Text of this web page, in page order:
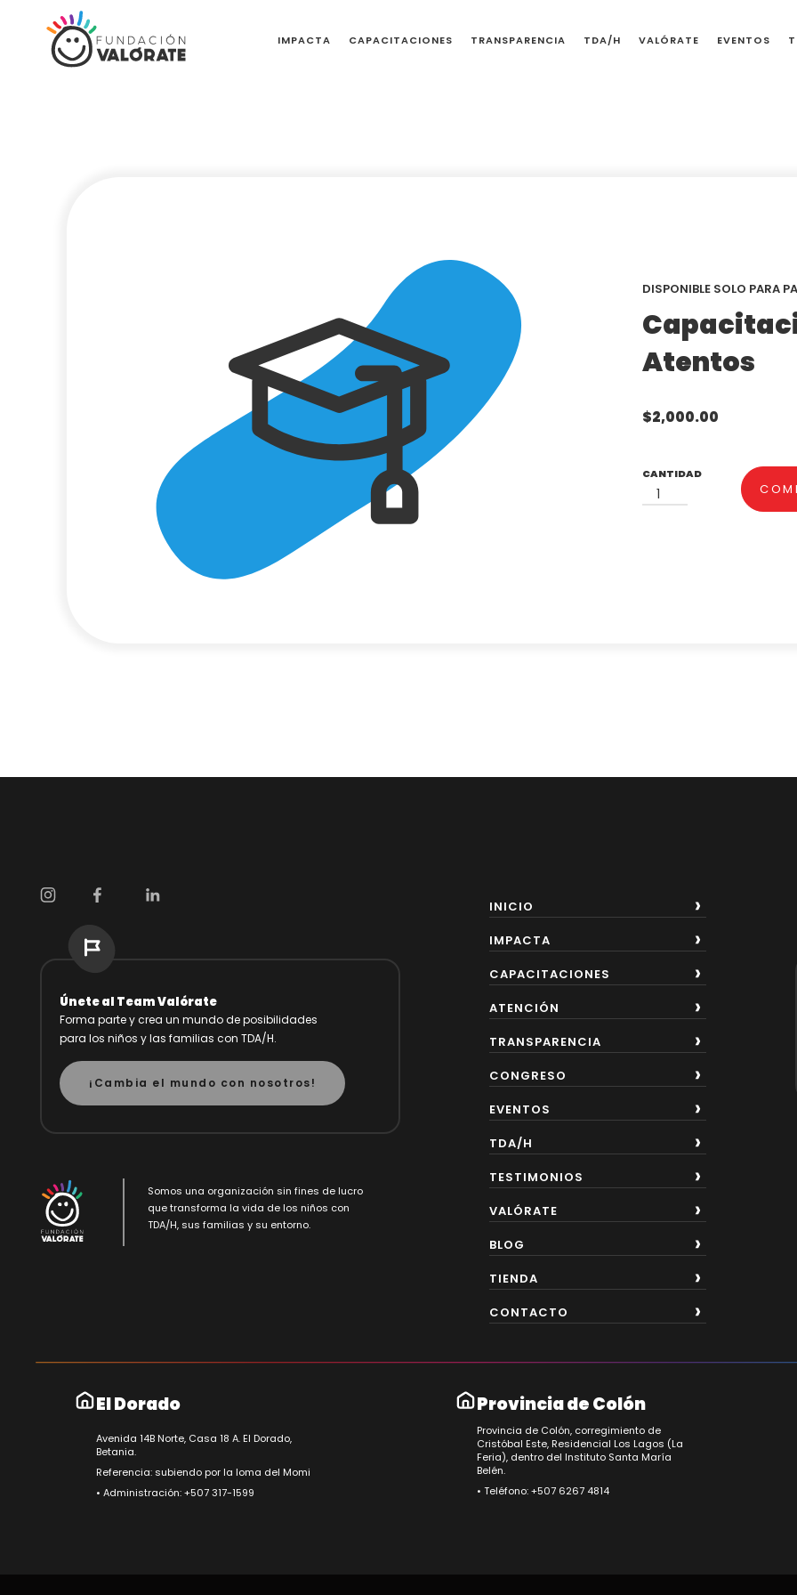
IMPACTA CAPACITACIONES TRANSPARENCIA TDA/H VALÓRATE EVENTOS
DISPONIBLE SOLO PARA
Atentos
$2,000.00
Únete al Team Valórate
Forma parte y crea un mundo de posibilidades
para los niños y las familias con TDA/H.
¡Cambia el mundo con nosotros!
Somos una organización sin fines de lucro
que transforma la vida de los niños con
TDA/H, sus familias y su entorno.
INICIO
IMPACTA
CAPACITACIONES
ATENCIÓN
TRANSPARENCIA
CONGRESO
EVENTOS
TDA/H
TESTIMONIOS
VALÓRATE
BLOG
TIENDA
CONTACTO
El Dorado
Avenida 14B Norte, Casa 18 A. El Dorado,
Betania.
Referencia: subiendo por la loma del Momi
• Administración: +507 317-1599
Provincia de Colón
Provincia de Colón, corregimiento de
Cristóbal Este, Residencial Los Lagos (La
Feria), dentro del Instituto Santa María
Belén.
• Teléfono: +507 6267 4814